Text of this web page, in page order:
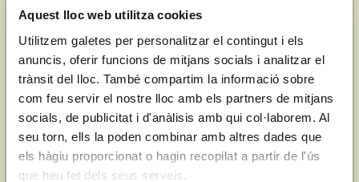
Aquest lloc web utilitza cookies
Utilitzem galetes per personalitzar el contingut i els
anuncis, oferir funcions de mitjans socials i analitzar el
trànsit del lloc. També compartim la informació sobre
com feu servir el nostre lloc amb els partners de mitjans
socials, de publicitat i d'anàlisis amb qui col·laborem. Al
seu torn, ells la poden combinar amb altres dades que
els hàgiu proporcionat o hagin recopilat a partir de l'ús
que heu fet dels seus serveis.
Leopold Trénor, Miquel Martí, Salvador Carreres i el propi
Constantí Gómez, s'escriu en l'acta de la Junta de Govern:
"El Senyor Director degà manifestà que a les darreries de
l'any passat i complint l'acord pres per la Junta de Govern
el senyor Secretari assistí en representació del Centre
ensemps ab altres representans de diverses entitats a
una reunió celebrada a Castelló a la fi de tractar la
unificació de les normes ortogràfiques i, havent arribat a
un acord, anaven a llegar-se dites normes, com es féu, les